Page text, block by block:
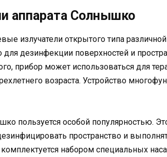
аппарата Солнышко
излучатели открытого типа
дезинфекции поверхностей и
прибор может использоваться для
возраста. Устройство
пользуется особой популярностью.
пространство и
набором специальных